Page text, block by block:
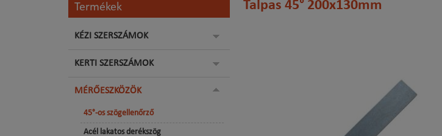
Termékek
KÉZI SZERSZÁMOK
KERTI SZERSZÁMOK
MÉRŐESZKÖZÖK
45°-os szögellenőrző
Acél lakatos derékszög
Talpas 45° 200x130mm